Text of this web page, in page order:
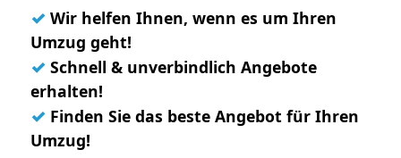
✓ Wir helfen Ihnen, wenn es um Ihren
Umzug geht!
✓ Schnell & unverbindlich Angebote
erhalten!
✓ Finden Sie das beste Angebot für Ihren
Umzug!